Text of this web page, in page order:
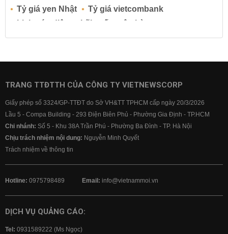
Tỷ giá yen Nhật
Tỷ giá vietcombank
Lịch cúp điện
Lãi suất ngân hàng
Lãi suất tiết kiệm
Lãi suất tiền gửi
Lãi suất ngân hàng BIDV
Lãi suất ngân hàng Vietcombank
TRANG TTĐTTH CỦA CÔNG TY VIETNEWSCORP
Giấy phép số 3324/GP-TTĐT do Sở VH&TT TPHCM cấp ngày 20/3/2026
Lầu 5 - Compa Building - 293 Điện Biên Phủ - Phường Gia Định - TP.HCM
Chi nhánh: Số 5 - Khu 38A Trần Phú - Phường Ba Đình - TP. Hà Nội
Chịu trách nhiệm nội dung: Nguyễn Minh Quyết
Trách nhiệm về thông tin
Hotline: 0975798489 Email: info@vietnammoi.vn
DỊCH VỤ QUẢNG CÁO:
Tel: 0931589222 (Ms Ngọc)